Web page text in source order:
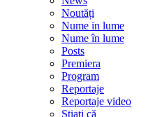
Noutăți
Nume in lume
Nume în lume
Posts
Premiera
Program
Reportaje
Reportaje video
Știați că